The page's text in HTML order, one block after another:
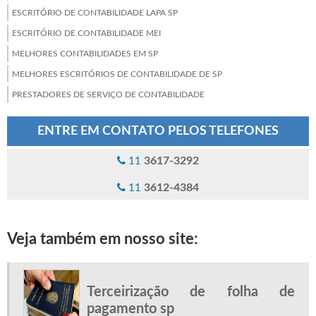
ESCRITÓRIO DE CONTABILIDADE LAPA SP
ESCRITÓRIO DE CONTABILIDADE MEI
MELHORES CONTABILIDADES EM SP
MELHORES ESCRITÓRIOS DE CONTABILIDADE DE SP
PRESTADORES DE SERVIÇO DE CONTABILIDADE
PROCESSAMENTO DE FOLHA DE PAGAMENTO
SERVIÇO DE ABERTURA DE EMPRESAS
SERVIÇOS DE CONTABILIDADE EM SP
TERCEIRIZAÇÃO DE FOLHA DE PAGAMENTO SP
ENTRE EM CONTATO PELOS TELEFONES
11 3617-3292
11 3612-4384
Veja também em nosso site:
Terceirização de folha de
pagamento sp